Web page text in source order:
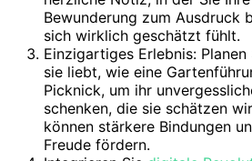
Bewunderung zum Ausdruck
sich wirklich geschätzt fühlt.
Einzigartiges Erlebnis:
sie liebt, wie eine
Picknick, um ihr
schenken, die sie schätzen
können stärkere Bindungen
Freude fördern.